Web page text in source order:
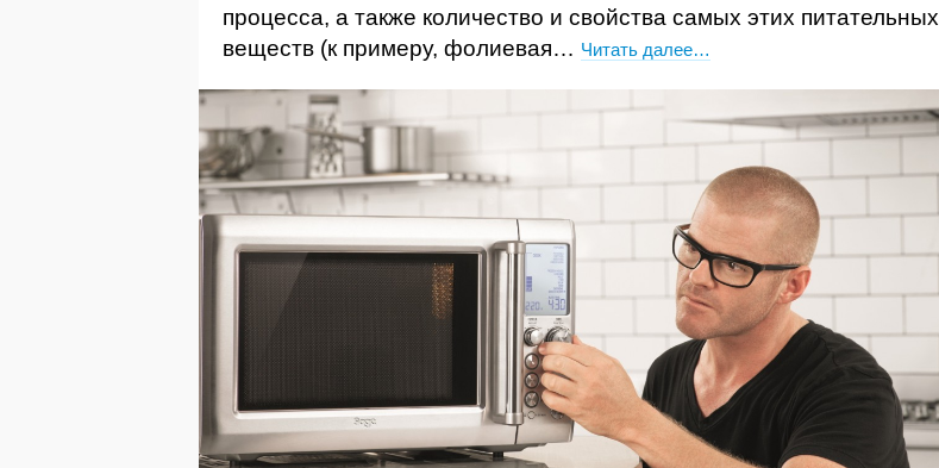
процесса, а также количество и свойства самых этих питательных
веществ (к примеру, фолиевая… Читать далее…